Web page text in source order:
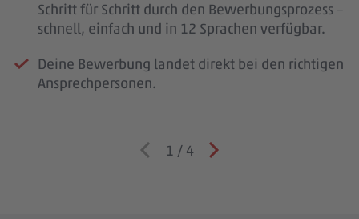
Schritt für Schritt durch den Bewerbungsprozess –
schnell, einfach und in 12 Sprachen verfügbar.
Deine Bewerbung landet direkt bei den richtigen
Ansprechpersonen.
1 / 4